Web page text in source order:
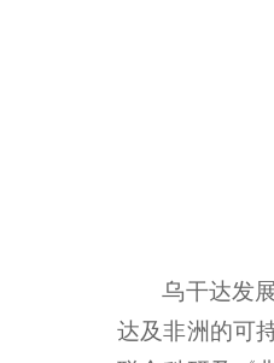
乌干达发
达及非洲的可